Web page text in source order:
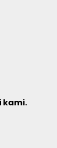
kami.